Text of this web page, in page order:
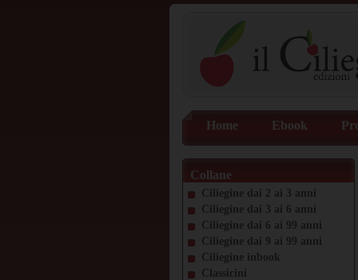
Home Ebook
Collane
Ciliegine dai 2 ai 3 anni
Ciliegine dai 3 ai 6 anni
Ciliegine dai 6 ai 99 anni
Ciliegine dai 9 ai 99 anni
Ciliegine inbook
Classicini